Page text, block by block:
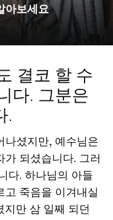
아보세요
결코 할 수
다. 그분은
.
나셨지만, 예수님은
되셨습니다. 그러
다. 하나님의 아들
고 죽음을 이겨내실
지만 삼 일째 되던